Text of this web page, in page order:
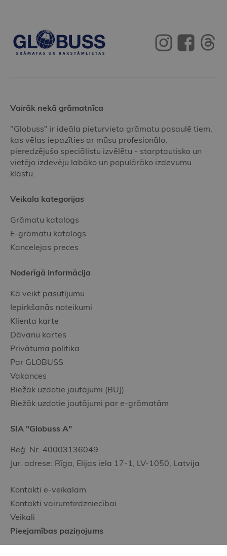
Vairāk nekā grāmatnīca
"Globuss" ir ideāla pieturvieta grāmatu pasaulē tiem,
kas vēlas iepazīties ar mūsu profesionālo,
pieredzējušo speciālistu izvēlētu - starptautisko un
vietējo izdevēju labāko un populārāko izdevumu
klāstu.
Veikala kategorijas
Grāmatu katalogs
E-grāmatu katalogs
Kancelejas preces
Noderīgā informācija
Kā veikt pasūtījumu
Iepirkšanās noteikumi
Klienta karte
Dāvanu kartes
Privātuma politika
Par GLOBUSS
Vakances
Biežāk uzdotie jautājumi (BUJ)
Biežāk uzdotie jautājumi par e-grāmatām
SIA "Globuss A"
Reģ. Nr. 40003136049
Jur. adrese: Rīga, Elijas iela 17-1, LV-1050, Latvija
Kontakti e-veikalam
Kontakti vairumtirdzniecībai
Veikali
Pieejamības paziņojums